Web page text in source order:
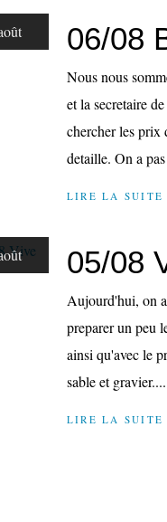
06/08
Nous nous
et la secretaire
chercher les prix
detaille. On a
LIRE LA SUITE
05/08
Aujourd'hui, on
preparer un peu
ainsi qu'avec le
sable et gravier....
LIRE LA SUITE